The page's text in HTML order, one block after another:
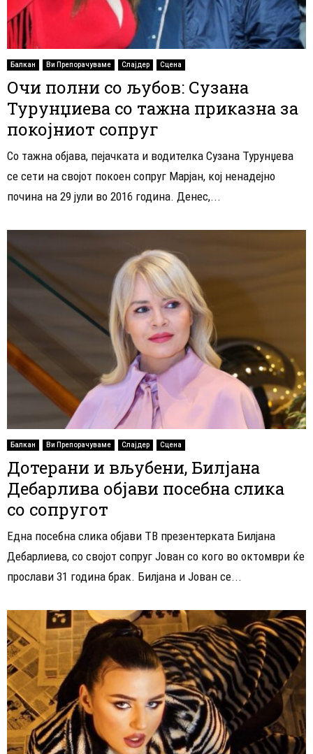
Балкан Ви Препорачуваме Слајдер Сцена
Очи полни со љубов: Сузана
Турунџиева со тажна приказна за
покојниот сопруг
Со тажна објава, пејачката и водителка Сузана Турунџева
се сети на својот покоен сопруг Марјан, кој ненадејно
почина на 29 јули во 2016 година. Денес,...
Балкан Ви Препорачуваме Слајдер Сцена
Дотерани и вљубени, Билјана
Дебарлива објави посебна слика
со сопругот
Една посебна слика објави ТВ презентерката Билјана
Дебарлиева, со својот сопруг Јован со кого во октомври ќе
прослави 31 година брак. Билјана и Јован се...